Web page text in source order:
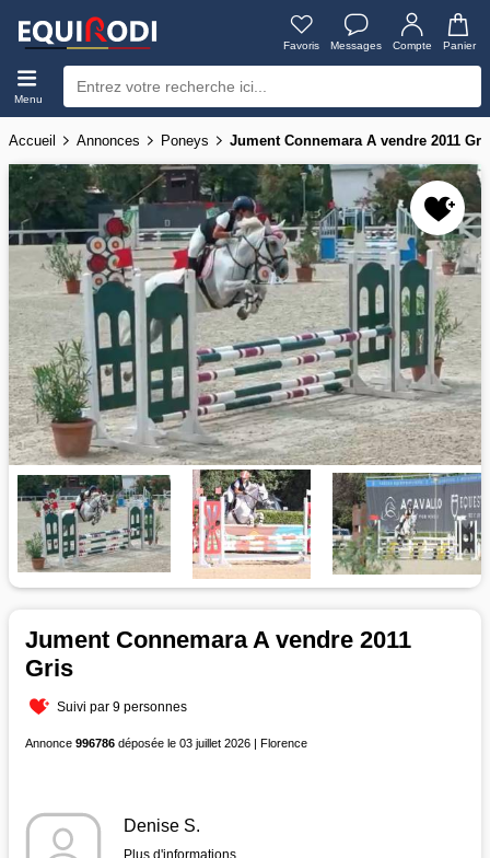
Favoris Messages Compte Panier
Menu
Accueil Annonces Poneys Jument Connemara A vendre 2011
Jument Connemara A vendre 2011
Gris
Suivi par 9 personnes
Annonce 996786 déposée le 03 juillet 2026 | Florence
Denise S.
Plus d'informations